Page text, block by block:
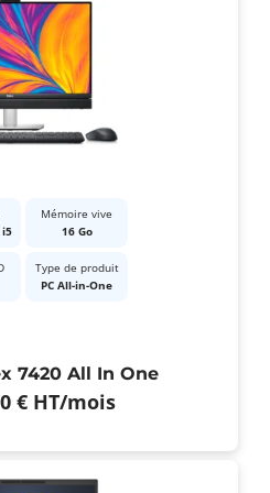
Mémoire vive
16 Go
Type de produit
PC All-in-One
7420 All In One
€ HT/mois